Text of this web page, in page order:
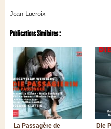
Jean Lacroix
Publications Similaires :
La Passagère de
Die